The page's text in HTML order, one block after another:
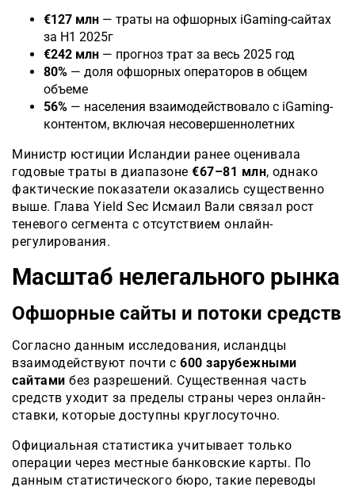
€127 млн — траты на офшорных iGaming-сайтах
за H1 2025г
€242 млн — прогноз трат за весь 2025 год
80% — доля офшорных операторов в общем
объеме
56% — населения взаимодействовало с iGaming-
контентом, включая несовершеннолетних
Министр юстиции Исландии ранее оценивала
годовые траты в диапазоне €67–81 млн, однако
фактические показатели оказались существенно
выше. Глава Yield Sec Исмаил Вали связал рост
теневого сегмента с отсутствием онлайн-
регулирования.
Масштаб нелегального рынка
Офшорные сайты и потоки средств
Согласно данным исследования, исландцы
взаимодействуют почти с 600 зарубежными
сайтами без разрешений. Существенная часть
средств уходит за пределы страны через онлайн-
ставки, которые доступны круглосуточно.
Официальная статистика учитывает только
операции через местные банковские карты. По
данным статистического бюро, такие переводы